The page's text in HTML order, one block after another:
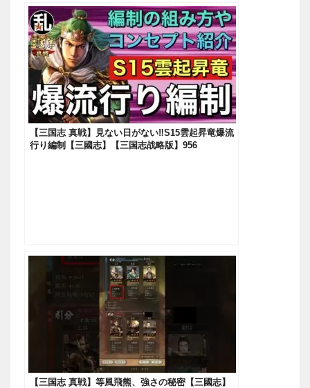
【三国志 真戦】見ない日がない‼S15雲起昇竜爆流
行り編制【三國志】【三国志战略版】956
【三国志 真戦】等風飛熊、強さの秘密【三國志】